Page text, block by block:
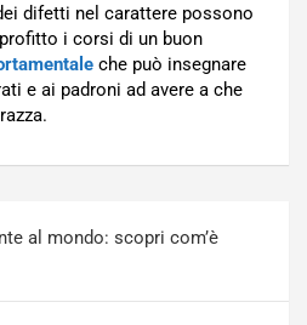
difetti nel carattere possono
i corsi di un buon
che può insegnare
e ai padroni ad avere a che
al mondo: scopri com’è